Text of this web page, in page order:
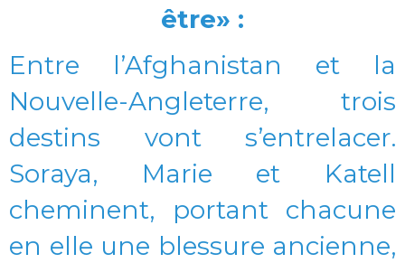
être» :
Entre l’Afghanistan et la
Nouvelle-Angleterre, trois
destins vont s’entrelacer.
Soraya, Marie et Katell
cheminent, portant chacune
en elle une blessure ancienne,